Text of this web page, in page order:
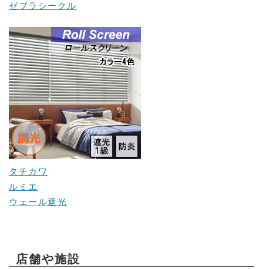
ゼブラシークル
タチカワ
ルミエ
ウェール遮光
店舗や施設